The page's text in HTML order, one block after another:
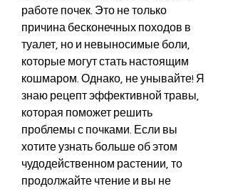
работе почек. Это не только
причина бесконечных походов в
туалет, но и невыносимые боли,
которые могут стать настоящим
кошмаром. Однако, не унывайте! Я
знаю рецепт эффективной травы,
которая поможет решить
проблемы с почками. Если вы
хотите узнать больше об этом
чудодейственном растении, то
продолжайте чтение и вы не